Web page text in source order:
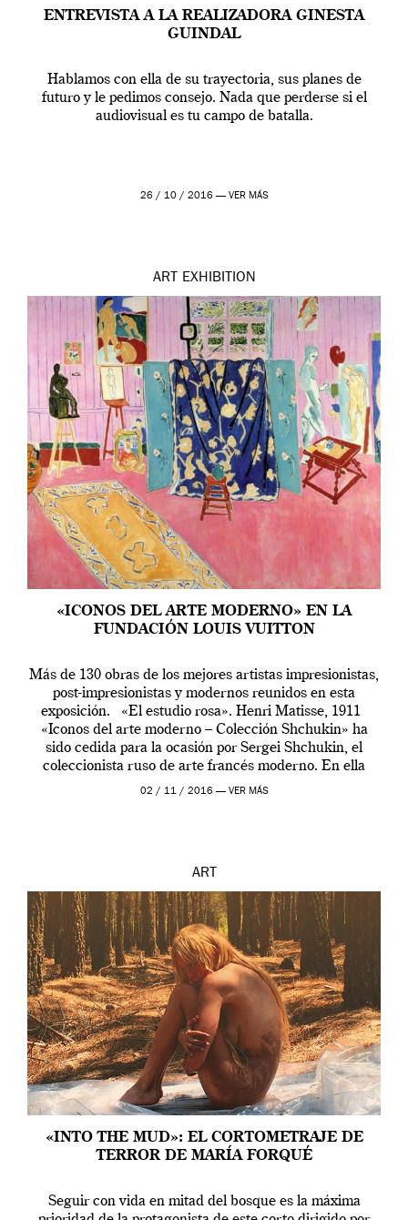
ENTREVISTA A LA REALIZADORA GINESTA
GUINDAL
Hablamos con ella de su trayectoria, sus planes de
futuro y le pedimos consejo. Nada que perderse si el
audiovisual es tu campo de batalla.
26 / 10 / 2016 — VER MÁS
ART EXHIBITION
«ICONOS DEL ARTE MODERNO» EN LA
FUNDACIÓN LOUIS VUITTON
Más de 130 obras de los mejores artistas impresionistas,
post-impresionistas y modernos reunidos en esta
exposición. «El estudio rosa». Henri Matisse, 1911
«Iconos del arte moderno – Colección Shchukin» ha
sido cedida para la ocasión por Sergei Shchukin, el
coleccionista ruso de arte francés moderno. En ella
podemos ver pinturas de artistas de la […]
02 / 11 / 2016 — VER MÁS
ART
«INTO THE MUD»: EL CORTOMETRAJE DE
TERROR DE MARÍA FORQUÉ
Seguir con vida en mitad del bosque es la máxima